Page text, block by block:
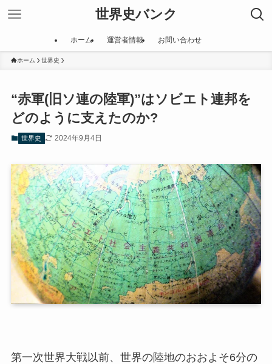
世界史バンク
ホーム 運営者情報 お問い合わせ
ホーム 世界史
“赤軍(旧ソ連の陸軍)”はソビエト連邦を
どのように支えたのか?
世界史 2024年9月4日
第一次世界大戦以前、世界の陸地のおおよそ6分の